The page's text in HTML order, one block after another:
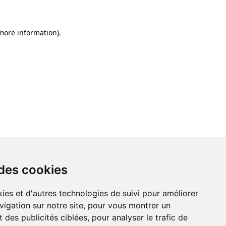
cookies
et d'autres technologies de suivi pour améliorer
sur notre site, pour vous montrer un
des publicités ciblées, pour analyser le trafic de
information).